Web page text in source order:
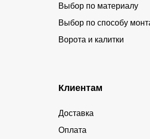
Выбор по материалу
Выбор по способу
Ворота и калитки
Клиентам
Доставка
Оплата